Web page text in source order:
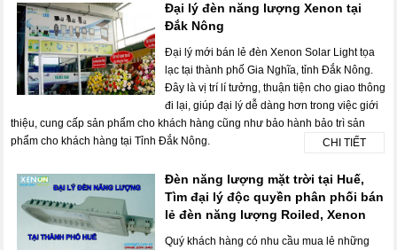
Đại lý đèn năng lượng Xenon tại
Đắk Nông
Đại lý mới bán lẻ đèn Xenon Solar Light tọa
lạc tại thành phố Gia Nghĩa, tỉnh Đắk Nông.
Đây là vị trí lí tưởng, thuận tiện cho giao thông
đi lại, giúp đại lý dễ dàng hơn trong việc giới
thiệu, cung cấp sản phẩm cho khách hàng cũng như bảo hành bảo trì sản
phẩm cho khách hàng tại Tỉnh Đắk Nông.
CHI TIẾT
Đèn năng lượng mặt trời tại Huế,
Tìm đại lý độc quyền phân phối bán
lẻ đèn năng lượng Roiled, Xenon
Quý khách hàng có nhu cầu mua lẻ những